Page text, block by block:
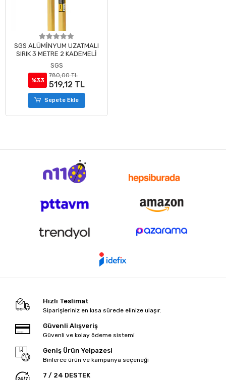
SGS ALÜMİNYUM UZATMALI
SIRIK 3 METRE 2 KADEMELİ
SGS
%33
780,00 TL
519,12 TL
Sepete Ekle
Hızlı Teslimat
Siparişleriniz en kısa sürede elinize ulaşır.
Güvenli Alışveriş
Güvenli ve kolay ödeme sistemi
Geniş Ürün Yelpazesi
Binlerce ürün ve kampanya seçeneği
7 / 24 DESTEK